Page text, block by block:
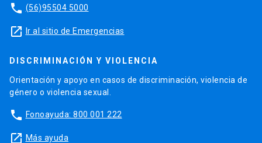
phone (56)95504 5000
launch Ir al sitio de Emergencias
DISCRIMINACIÓN Y VIOLENCIA
Orientación y apoyo en casos de discriminación, violencia de
género o violencia sexual.
phone Fonoayuda: 800 001 222
launch Más ayuda